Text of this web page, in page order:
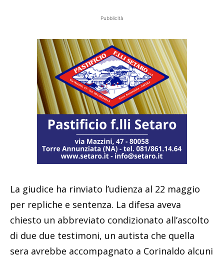
Pubblicità
La giudice ha rinviato l’udienza al 22 maggio
per repliche e sentenza. La difesa aveva
chiesto un abbreviato condizionato all’ascolto
di due due testimoni, un autista che quella
sera avrebbe accompagnato a Corinaldo alcuni